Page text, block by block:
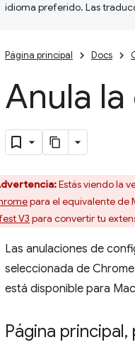
idioma preferido. Las
Página principal Docs
Anula
Estás viendo la
para el equivalente de
V3 para convertir tu
Las anulaciones de
seleccionada de
está disponible para
Página principal,